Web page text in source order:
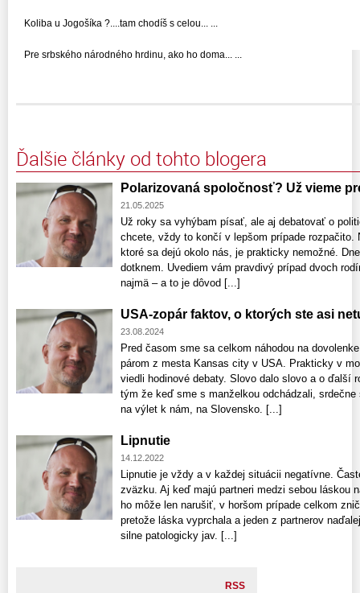
Koliba u Jogošíka ?....tam chodíš s celou... ...
Pre srbského národného hrdinu, ako ho doma... ...
Ďalšie články od tohto blogera
Polarizovaná spoločnosť? Už vieme
21.05.2025
Už roky sa vyhýbam písať, ale aj debatovať o
chcete, vždy to končí v lepšom prípade
ktoré sa dejú okolo nás, je prakticky nemožné.
dotknem. Uvediem vám pravdivý prípad dvoch
najmä – a to je dôvod [...]
USA-zopár faktov, o ktorých ste asi
23.08.2024
Pred časom sme sa celkom náhodou na
párom z mesta Kansas city v USA. Prakticky v
viedli hodinové debaty. Slovo dalo slovo a o ďalší
tým že keď sme s manželkou odchádzali,
na výlet k nám, na Slovensko. [...]
Lipnutie
14.12.2022
Lipnutie je vždy a v každej situácii negatívne.
zväzku. Aj keď majú partneri medzi sebou láskou
ho môže len narušiť, v horšom prípade celkom
pretože láska vyprchala a jeden z partnerov
silne patologicky jav. [...]
RSS